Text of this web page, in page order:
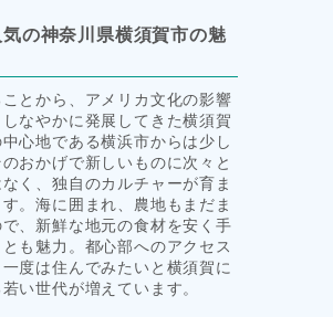
の神奈川県横須賀市の魅
とから、アメリカ文化の影響
なやかに発展してきた横須賀
心地である横浜市からは少し
おかげで新しいものに次々と
く、独自のカルチャーが育ま
。海に囲まれ、農地もまだま
、新鮮な地元の食材を安く手
も魅力。都心部へのアクセス
度は住んでみたいと横須賀に
い世代が増えています。